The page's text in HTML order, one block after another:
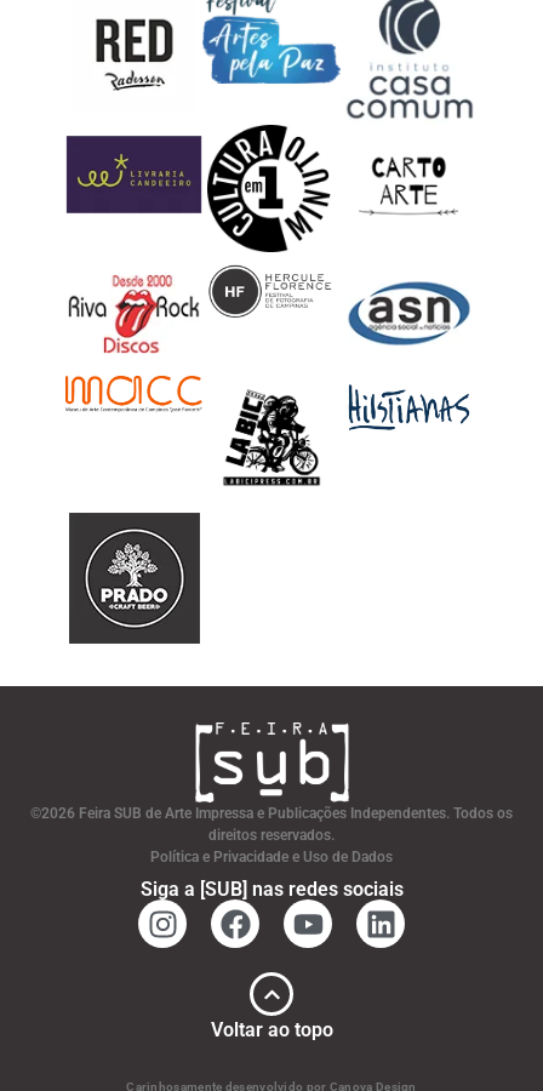
©2026 Feira SUB de Arte Impressa e Publicações Independentes. Todos os
direitos reservados.
Política e Privacidade e Uso de Dados
Siga a [SUB] nas redes sociais
Voltar ao topo
Carinhosamente desenvolvido por Canova Design